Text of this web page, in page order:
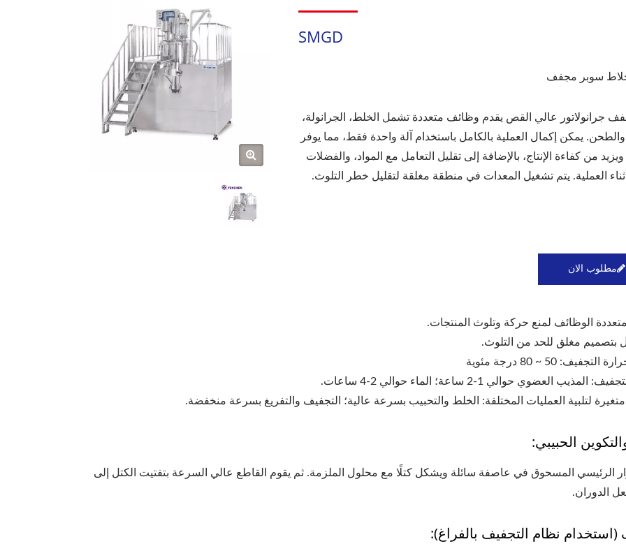
SMGD
سوبر مجفف
جرانولاتور عالي القص يقدم وظائف متعددة تشمل الخلط، الجرانولة،
والطحن. يمكن إكمال العملية بالكامل باستخدام آلة واحدة فقط، مما يوفر
من كفاءة الإنتاج، بالإضافة إلى تقليل التعامل مع المواد، والفضلات
العملية. يتم تشغيل المعدات في منطقة مغلقة لتقليل خطر التلوث.
مطلوب الان
الحبيبي:
الرئيسي المسحوق في عاصفة سائلة ويشكل كتلًا مع محلول الملزمة. ثم يقوم القاطع عالي السرعة بتفتيت الكتل إلى
الدوران.
(استخدام نظام التجفيف بالفراغ):